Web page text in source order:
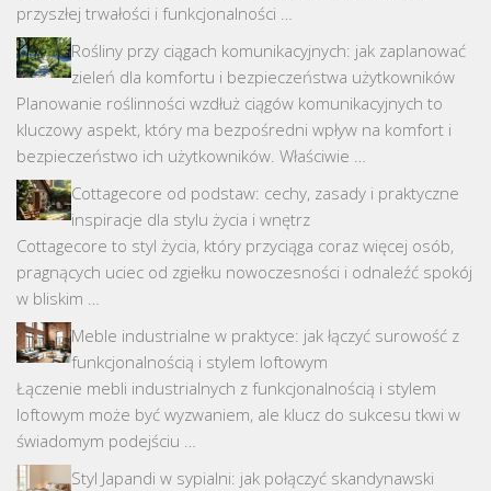
przyszłej trwałości i funkcjonalności …
Rośliny przy ciągach komunikacyjnych: jak zaplanować
zieleń dla komfortu i bezpieczeństwa użytkowników
Planowanie roślinności wzdłuż ciągów komunikacyjnych to
kluczowy aspekt, który ma bezpośredni wpływ na komfort i
bezpieczeństwo ich użytkowników. Właściwie …
Cottagecore od podstaw: cechy, zasady i praktyczne
inspiracje dla stylu życia i wnętrz
Cottagecore to styl życia, który przyciąga coraz więcej osób,
pragnących uciec od zgiełku nowoczesności i odnaleźć spokój
w bliskim …
Meble industrialne w praktyce: jak łączyć surowość z
funkcjonalnością i stylem loftowym
Łączenie mebli industrialnych z funkcjonalnością i stylem
loftowym może być wyzwaniem, ale klucz do sukcesu tkwi w
świadomym podejściu …
Styl Japandi w sypialni: jak połączyć skandynawski